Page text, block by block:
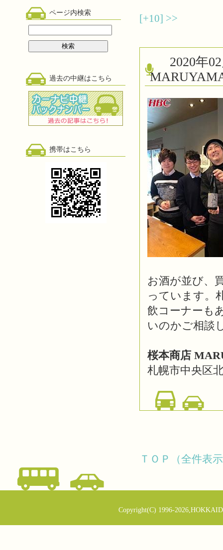
ページ内検索
過去の中継はこちら
携帯はこちら
[+10] >>
2020年
お酒が並び、
っています。
飲コーナーも
いのかご相談
桜本商店
札幌市中央区
ＴＯＰ（全件表
Copyright(C) 1996-